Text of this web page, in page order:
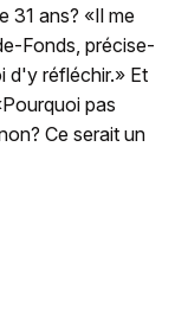
31 ans? «Il me
Fonds, précise-
d'y réfléchir.» Et
pas
Ce serait un